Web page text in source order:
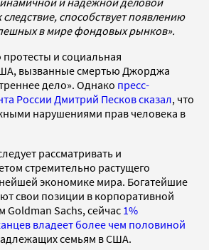
способствует появлению
в мире фондовых рынков».
протесты и социальная
вызванные смертью Джорджа
дело». Однако пресс-
России Дмитрий Песков сказал, что
нарушениями прав человека в
рассматривать и
стремительно растущего
экономике мира. Богатейшие
свои позиции в корпоративной
Sachs, сейчас 1%
владеет более чем половиной
семьям в США.